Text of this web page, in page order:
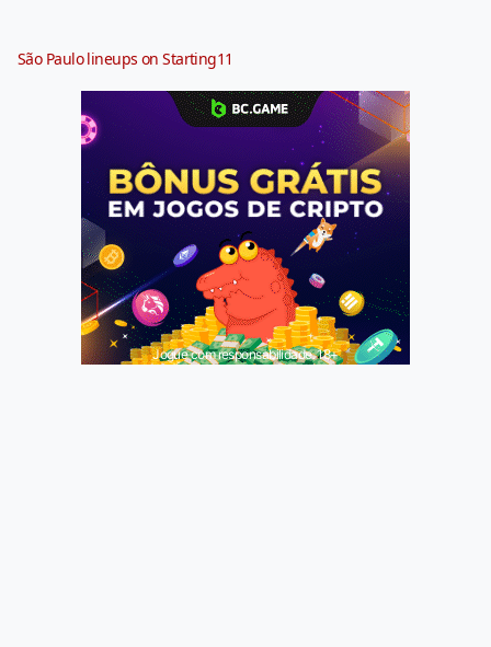
São Paulo lineups on Starting11
Jogue com responsabilidade. 18+